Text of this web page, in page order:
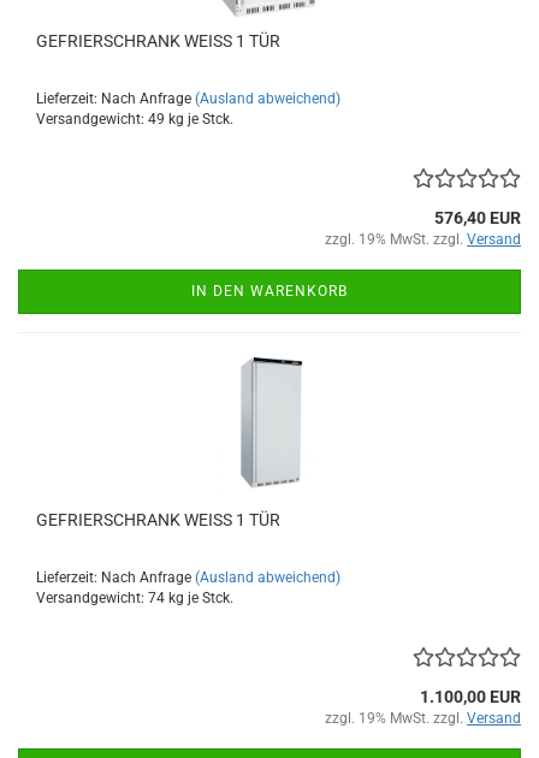
GEFRIERSCHRANK WEISS 1 TÜR
Lieferzeit: Nach Anfrage (Ausland abweichend)
Versandgewicht: 49 kg je Stck.
576,40 EUR
zzgl. 19% MwSt. zzgl. Versand
IN DEN WARENKORB
GEFRIERSCHRANK WEISS 1 TÜR
Lieferzeit: Nach Anfrage (Ausland abweichend)
Versandgewicht: 74 kg je Stck.
1.100,00 EUR
zzgl. 19% MwSt. zzgl. Versand